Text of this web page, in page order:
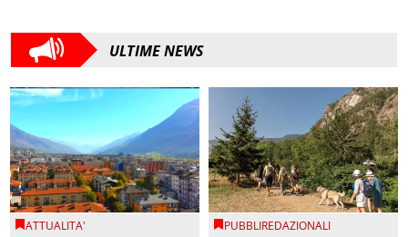
ULTIME NEWS
ATTUALITA' PUBBLIREDAZIONALI